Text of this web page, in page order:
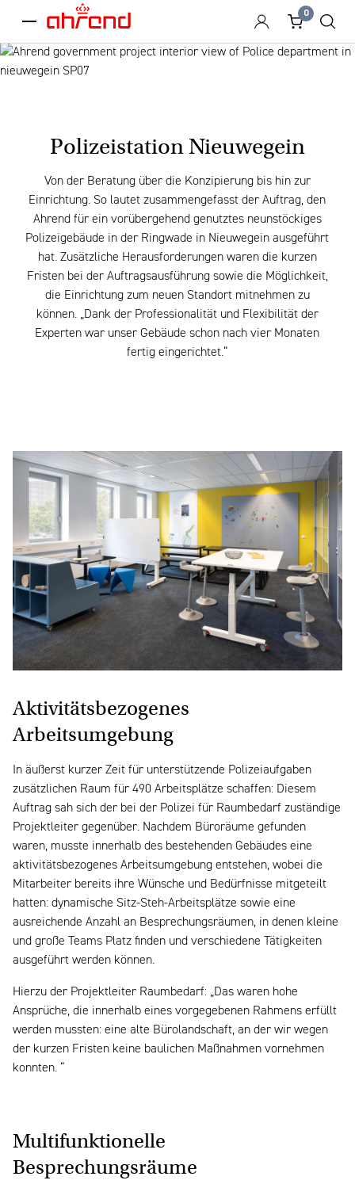
menu
0
Polizeistation Nieuwegein
Von der Beratung über die Konzipierung bis hin zur
Einrichtung. So lautet zusammengefasst der Auftrag, den
Ahrend für ein vorübergehend genutztes neunstöckiges
Polizeigebäude in der Ringwade in Nieuwegein ausgeführt
hat. Zusätzliche Herausforderungen waren die kurzen
Fristen bei der Auftragsausführung sowie die Möglichkeit,
die Einrichtung zum neuen Standort mitnehmen zu
können. „Dank der Professionalität und Flexibilität der
Experten war unser Gebäude schon nach vier Monaten
fertig eingerichtet.“
Aktivitätsbezogenes
Arbeitsumgebung
In äußerst kurzer Zeit für unterstützende Polizeiaufgaben
zusätzlichen Raum für 490 Arbeitsplätze schaffen: Diesem
Auftrag sah sich der bei der Polizei für Raumbedarf zuständige
Projektleiter gegenüber. Nachdem Büroräume gefunden
waren, musste innerhalb des bestehenden Gebäudes eine
aktivitätsbezogenes Arbeitsumgebung entstehen, wobei die
Mitarbeiter bereits ihre Wünsche und Bedürfnisse mitgeteilt
hatten: dynamische Sitz-Steh-Arbeitsplätze sowie eine
ausreichende Anzahl an Besprechungsräumen, in denen kleine
und große Teams Platz finden und verschiedene Tätigkeiten
ausgeführt werden können.
Hierzu der Projektleiter Raumbedarf: „Das waren hohe
Ansprüche, die innerhalb eines vorgegebenen Rahmens erfüllt
werden mussten: eine alte Bürolandschaft, an der wir wegen
der kurzen Fristen keine baulichen Maßnahmen vornehmen
konnten. “
Multifunktionelle
Besprechungsräume